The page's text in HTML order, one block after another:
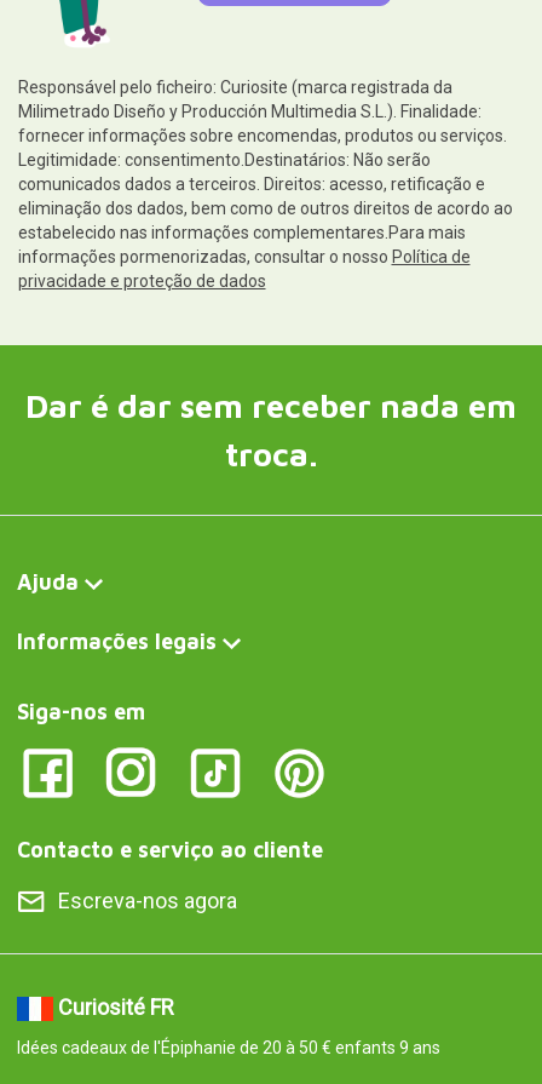
Responsável pelo ficheiro: Curiosite (marca registrada da
Milimetrado Diseño y Producción Multimedia S.L.). Finalidade:
fornecer informações sobre encomendas, produtos ou serviços.
Legitimidade: consentimento.Destinatários: Não serão
comunicados dados a terceiros. Direitos: acesso, retificação e
eliminação dos dados, bem como de outros direitos de acordo ao
estabelecido nas informações complementares.Para mais
informações pormenorizadas, consultar o nosso Política de
privacidade e proteção de dados
Dar é dar sem receber nada em
troca.
Ajuda
Informações legais
Siga-nos em
Contacto e serviço ao cliente
Escreva-nos agora
Curiosité FR
Idées cadeaux de l'Épiphanie de 20 à 50 € enfants 9 ans